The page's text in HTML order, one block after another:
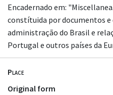
Encadernado em:
constítuida por documentos
administração do Brasil e
Portugal e outros países da
Place
Original form